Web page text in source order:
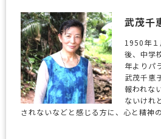
武茂千
1950年１
後、中学
年よりパ
武茂千恵
報われな
ないけれ
されないなどと感じる方に、心と精神